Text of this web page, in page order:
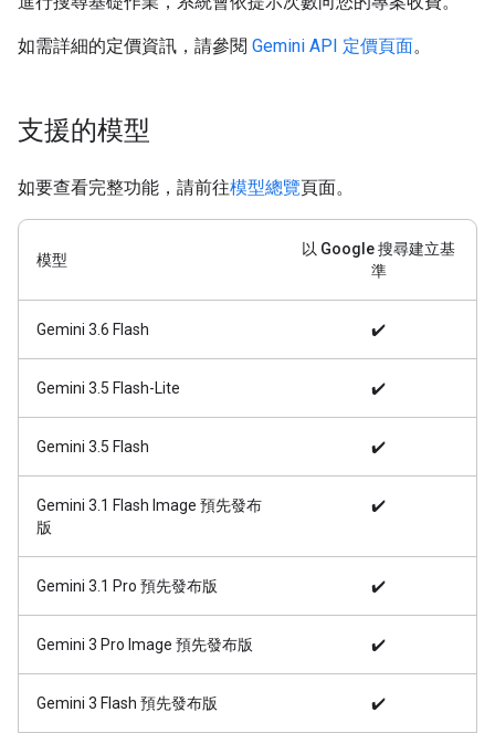
如需詳細的定價資訊，請參閱 Gemini API 定價頁面。
支援的模型
如要查看完整功能，請前往模型總覽頁面。
模型
以 Google 搜尋建立基
準
Gemini 3.6 Flash ✔️
Gemini 3.5 Flash-Lite ✔️
Gemini 3.5 Flash ✔️
Gemini 3.1 Flash Image 預先發布
版
✔️
Gemini 3.1 Pro 預先發布版 ✔️
Gemini 3 Pro Image 預先發布版 ✔️
Gemini 3 Flash 預先發布版 ✔️